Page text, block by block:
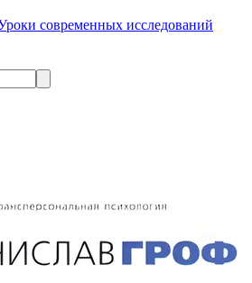
современных исследований